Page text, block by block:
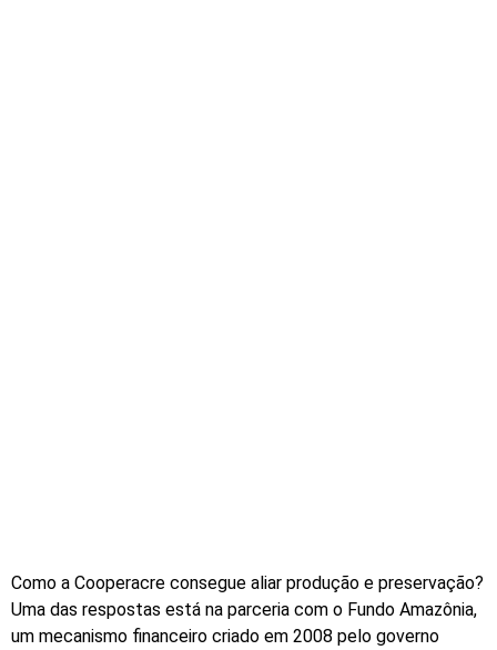
Como a Cooperacre consegue aliar produção e preservação?
Uma das respostas está na parceria com o Fundo Amazônia,
um mecanismo financeiro criado em 2008 pelo governo